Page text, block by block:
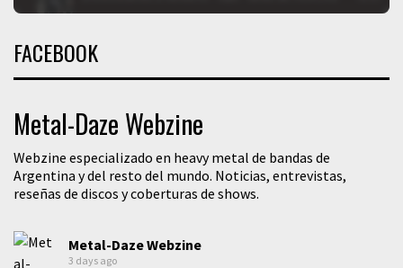
FACEBOOK
Metal-Daze Webzine
Webzine especializado en heavy metal de bandas de
Argentina y del resto del mundo. Noticias, entrevistas,
reseñas de discos y coberturas de shows.
Metal-Daze Webzine
3 days ago